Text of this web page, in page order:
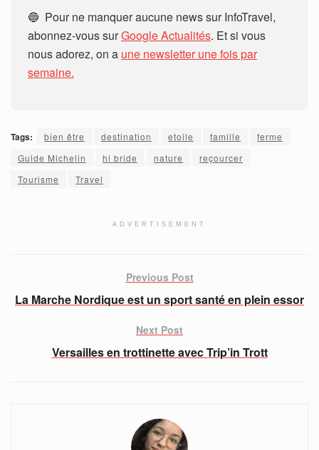
🔵 Pour ne manquer aucune news sur InfoTravel,
abonnez-vous surGoogle Actualités. Et si vous
nous adorez, on a une newsletter une fois par
semaine.
Tags: bien être destination etoile famille
ferme
Guide Michelin
hi bride nature
reçourcer
Tourisme
Travel
ADVERTISEMENT
Previous Post
La Marche Nordique est un sport santé en plein essor
Next Post
Versailles en trottinette avec Trip’in Trott